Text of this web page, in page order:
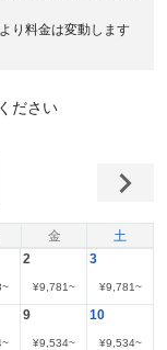
り料金は変動します
ださい
金 土
~
2
¥9,781~
3
¥9,781~
~
9
¥9,534~
10
¥9,534~